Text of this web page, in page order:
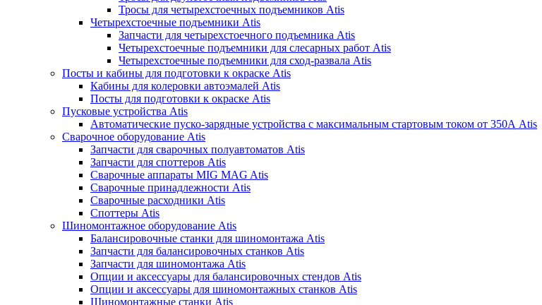
Тросы для четырехстоечных подъемников Atis
Четырехстоечные подъемники Atis
Запчасти для четырехстоечного подъемника Atis
Четырехстоечные подъемники для слесарных работ Atis
Четырехстоечные подъемники для сход-развала Atis
Посты и кабины для подготовки к окраске Atis
Кабины для колеровки автоэмалей Atis
Посты для подготовки к окраске Atis
Пусковые устройства Atis
Автоматические пуско-зарядные устройства с максимальным стартовым током от 350А Atis
Сварочное оборудование Atis
Запчасти для сварочных полуавтоматов Atis
Запчасти для споттеров Atis
Сварочные аппараты MIG MAG Atis
Сварочные принадлежности Atis
Сварочные расходники Atis
Споттеры Atis
Шиномонтажное оборудование Atis
Балансировочные станки для шиномонтажа Atis
Запчасти для балансировочных станков Atis
Запчасти для шиномонтажа Atis
Опции и аксессуары для балансировочных стендов Atis
Опции и аксессуары для шиномонтажных станков Atis
Шиномонтажные станки Atis